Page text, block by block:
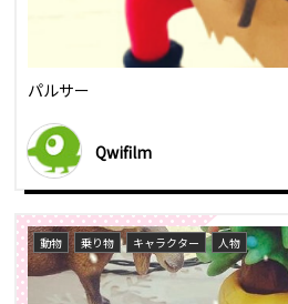
パルサー
Qwifilm
動物 乗り物 キャラクター 人物